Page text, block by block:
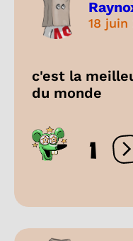
18 juin
c'est la
du monde
1